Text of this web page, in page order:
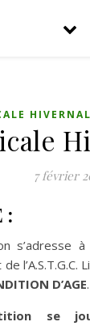
7 février
:
l’A.S.T.G.C.
D’AGE.
se